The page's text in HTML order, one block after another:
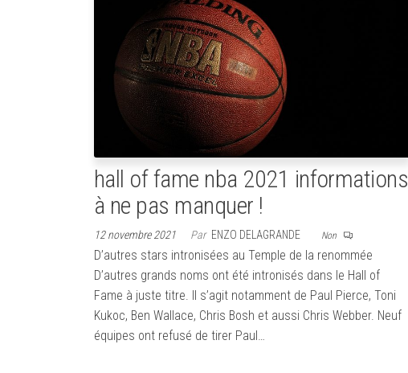
hall of fame nba 2021 informations
à ne pas manquer !
12 novembre 2021 Par ENZO DELAGRANDE Non
D’autres stars intronisées au Temple de la renommée
D’autres grands noms ont été intronisés dans le Hall of
Fame à juste titre. Il s’agit notamment de Paul Pierce, Toni
Kukoc, Ben Wallace, Chris Bosh et aussi Chris Webber. Neuf
équipes ont refusé de tirer Paul…